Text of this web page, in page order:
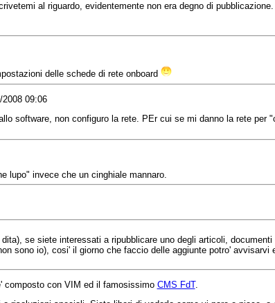
al riguardo, evidentemente non era degno di pubblicazione.
delle schede di rete onboard
09:06
software, non configuro la rete. PEr cui se mi danno la rete per
lupo" invece che un cinghiale mannaro.
se siete interessati a ripubblicare uno degli articoli,
sono io), cosi' il giorno che faccio delle aggiunte potro' avvisarvi
composto con VIM ed il famosissimo CMS FdT.